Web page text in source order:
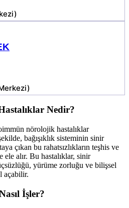
)
)
Nedir?
nörolojik hastalıklar
bağışıklık sisteminin sinir
çıkan bu rahatsızlıkların teşhis ve
ele alır. Bu hastalıklar, sinir
yürüme zorluğu ve bilişsel
açabilir.
İşler?